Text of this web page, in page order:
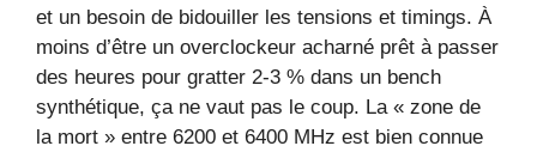
et un besoin de bidouiller les tensions et timings. À
moins d’être un overclockeur acharné prêt à passer
des heures pour gratter 2-3 % dans un bench
synthétique, ça ne vaut pas le coup. La « zone de
la mort » entre 6200 et 6400 MHz est bien connue